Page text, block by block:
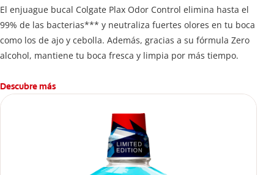
El enjuague bucal Colgate Plax Odor Control elimina hasta el
99% de las bacterias*** y neutraliza fuertes olores en tu boca
como los de ajo y cebolla. Además, gracias a su fórmula Zero
alcohol, mantiene tu boca fresca y limpia por más tiempo.
Descubre más